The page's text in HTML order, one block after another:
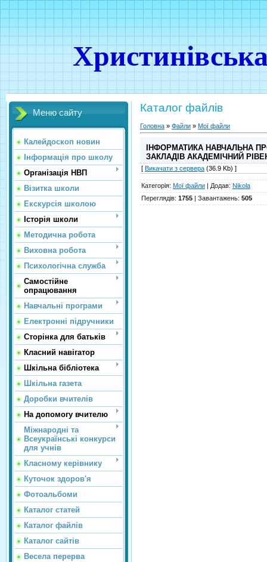
Меню сайту
Калейдоскоп новин
Інформація про школу
Організація НВП
Візитка школи
Екскурсія школою
Історія школи
Методична робота
Виховна робота
Психологічна служба
Самостійне
опрацювання
Навчальні програми
Електронні підручники
Сторінка для батьків
Класний навігатор
Шкільна бібліотека
Шкільна газета
Доробки вчителів
На допомогу вчителю
Міжнародні та
Всеукраїнські конкурси
для учнів
Класному керівнику
Куточок здоров'я
Фотоальбоми
Каталог статей
Каталог файлів
Каталог сайтiв
Весела перерва
Каталог файлів
Головна » Файли » Мої файли
ІНФОРМАТИКА НАВЧАЛЬНА
ЗАКЛАДІВ АКАДЕМІЧНИЙ
[ Викачати з сервера (36.9 Kb) ]
Категорія: Мої файли | Додав: Nikola
Переглядів: 1755 | Завантажень: 505